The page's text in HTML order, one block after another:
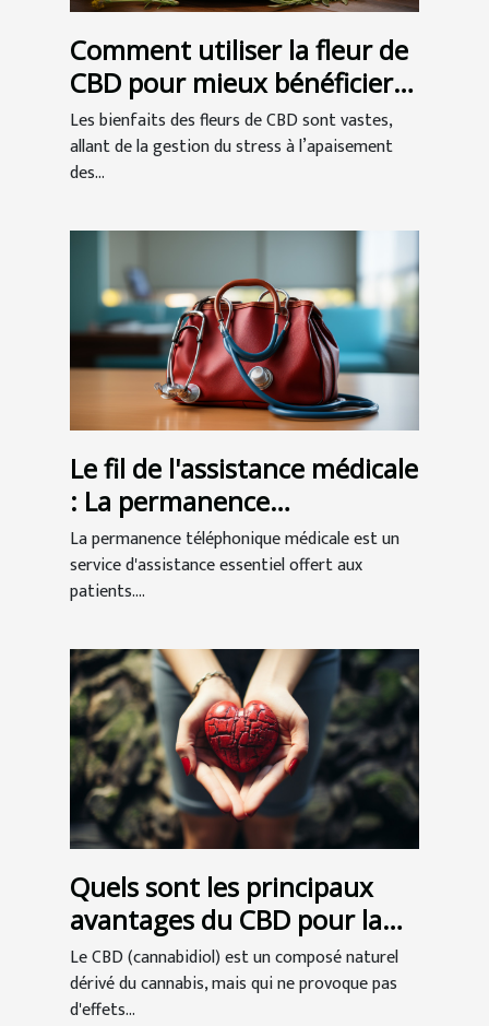
Comment utiliser la fleur de
CBD pour mieux bénéficier
de ses vertus ?
Les bienfaits des fleurs de CBD sont vastes,
allant de la gestion du stress à l’apaisement
des...
Le fil de l'assistance médicale
: La permanence
téléphonique au service des
patients
La permanence téléphonique médicale est un
service d'assistance essentiel offert aux
patients....
Quels sont les principaux
avantages du CBD pour la
santé ?
Le CBD (cannabidiol) est un composé naturel
dérivé du cannabis, mais qui ne provoque pas
d'effets...